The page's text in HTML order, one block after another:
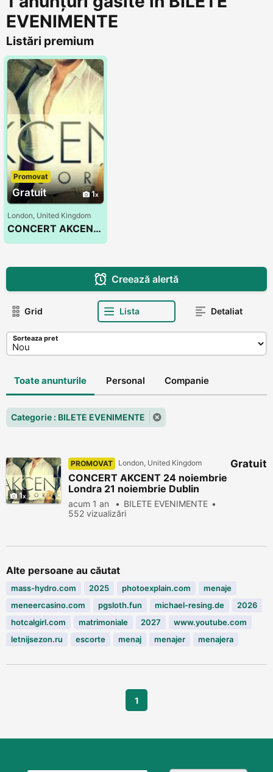
EVENIMENTE
Listări premium
Gratuit 1
Promovat
London, United Kingdom
CONCERT AKCENT 24 noiembrie Londra 21 noiembrie Dublin
Creează alertă
Grid Lista Detaliat
Sorteaza pret
Toate anunturile Personal Companie
Categorie : BILETE EVENIMENTE
1
PROMOVAT London, United Kingdom
CONCERT AKCENT 24 noiembrie
Londra 21 noiembrie Dublin
acum 1 an
BILETE EVENIMENTE
552 vizualizări
Gratuit
Alte persoane au căutat
mass-hydro.com 2025 photoexplain.com
menaje
meneercasino.com
pgsloth.fun michael-resing.de
2026
hotcalgirl.com
matrimoniale 2027
www.youtube.com
letnijsezon.ru
escorte menaj menajer menajera
1